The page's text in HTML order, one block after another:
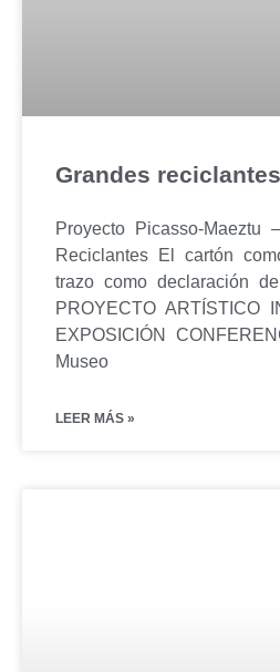
Grandes reciclantes
Proyecto Picasso-Maeztu
Reciclantes El cartón
trazo como declaración
PROYECTO ARTÍSTICO
EXPOSICIÓN
Museo
LEER MÁS »